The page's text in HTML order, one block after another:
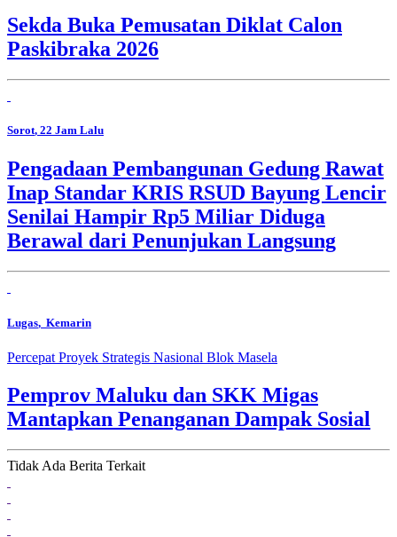
Sekda Buka Pemusatan Diklat Calon
Paskibraka 2026
Sorot, 22 Jam Lalu
Pengadaan Pembangunan Gedung Rawat
Inap Standar KRIS RSUD Bayung Lencir
Senilai Hampir Rp5 Miliar Diduga
Berawal dari Penunjukan Langsung
Lugas, Kemarin
Percepat Proyek Strategis Nasional Blok Masela
Pemprov Maluku dan SKK Migas
Mantapkan Penanganan Dampak Sosial
Tidak Ada Berita Terkait